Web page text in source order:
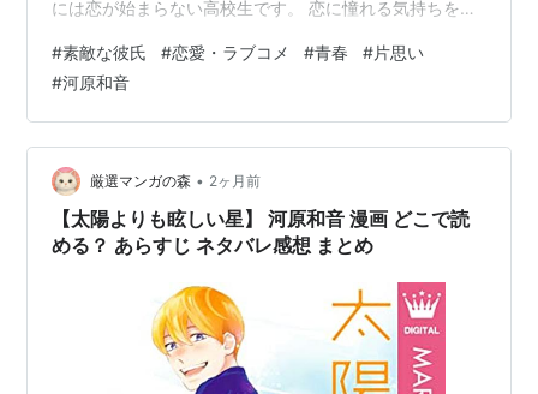
には恋が始まらない高校生です。 恋に憧れる気持ちを読
ろです。彼氏がほしいという願いをまっすぐ持ってい
て、時には焦り、時には空回りします。その姿は少し不
器用ですが、だからこそ恋愛の入口にいる人物として身
近に感じられます。 「恋愛漫画の主人公は最初から特別
でなければいけない」と感じる必要はありません。のの
かは、理想と現実の間で揺れながら進む主人公です…
#素敵な彼氏 #恋愛・ラブコメ #青春 #片思い
#河原和音
厳選マンガの森 • 2ヶ月前
【太陽よりも眩しい星】 河原和音 漫画 どこで読
める？ あらすじ ネタバレ感想 まとめ